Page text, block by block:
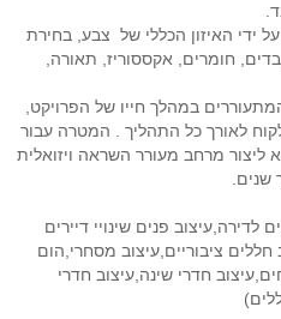
ידי האיזון הכללי של צבע, בחירת
חומרים, אקססוריז, תאורה,
במהלך חייו של הפרויקט,
לאורך כל התהליך . המטרה עבור
ליצור מרחב מעורר השראה ויזואלית
שנים.
לדירה,עיצוב פנים שינויי דיירים
ציבוריים,עיצוב מסחרי,הום
חדרי שינה,עיצוב חדרי